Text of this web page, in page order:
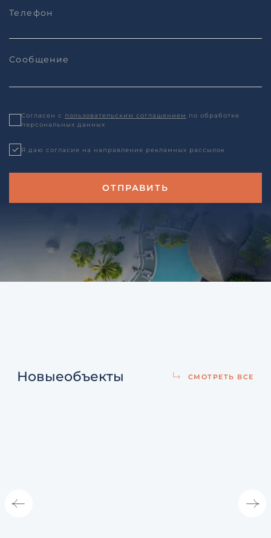
Согласен с пользовательским соглашением по обработке
персональных данных
Я даю согласие на направление рекламных рассылок
Новыеобъекты СМОТРЕТЬ ВСЕ